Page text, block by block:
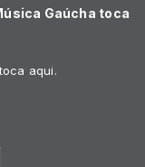
Gaúcha toca
aqui.